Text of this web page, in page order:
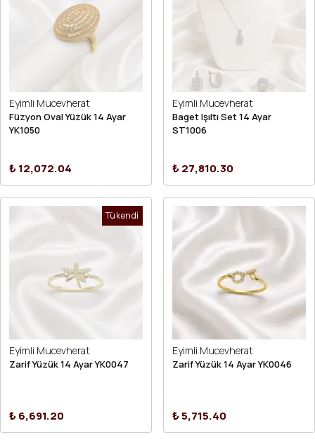
Eyimli Mucevherat
Füzyon Oval Yüzük 14 Ayar
YK1050
₺ 12,072.04
Eyimli Mucevherat
Baget Işıltı Set 14 Ayar
ST1006
₺ 27,810.30
Tükendi
Eyimli Mucevherat
Zarif Yüzük 14 Ayar YK0047
₺ 6,691.20
Eyimli Mucevherat
Zarif Yüzük 14 Ayar YK0046
₺ 5,715.40